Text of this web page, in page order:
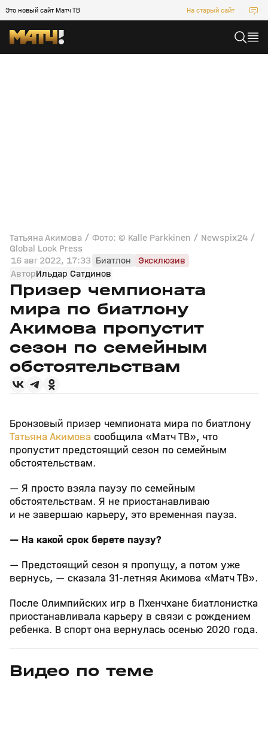
Это новый сайт Матч ТВ На старый сайт
Татьяна Акимова / Фото: © Kalle Parkkinen / Newspix24 /
Global Look Press
16 авг 2022, 17:33 Биатлон
Эксклюзив
АвторИльдар Сатдинов
Призер чемпионата
мира по биатлону
Акимова пропустит
сезон по семейным
обстоятельствам
Бронзовый призер чемпионата мира по биатлону
Татьяна Акимова сообщила «Матч ТВ», что
пропустит предстоящий сезон по семейным
обстоятельствам.
— Я просто взяла паузу по семейным
обстоятельствам. Я не приостанавливаю
и не завершаю карьеру, это временная пауза.
— На какой срок берете паузу?
— Предстоящий сезон я пропущу, а потом уже
вернусь, — сказала 31‑летняя Акимова «Матч ТВ».
После Олимпийских игр в Пхенчхане биатлонистка
приостанавливала карьеру в связи с рождением
ребенка. В спорт она вернулась осенью 2020 года.
Видео по теме
15 апр, 13:09